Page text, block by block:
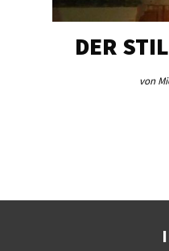
DER
von